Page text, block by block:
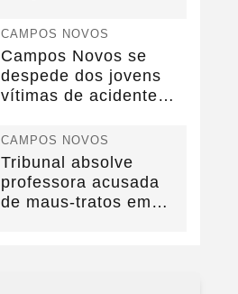
CAMPOS NOVOS
Campos Novos se
despede dos jovens
vítimas de acidente
CAMPOS NOVOS
Tribunal absolve
professora acusada
de maus-tratos em